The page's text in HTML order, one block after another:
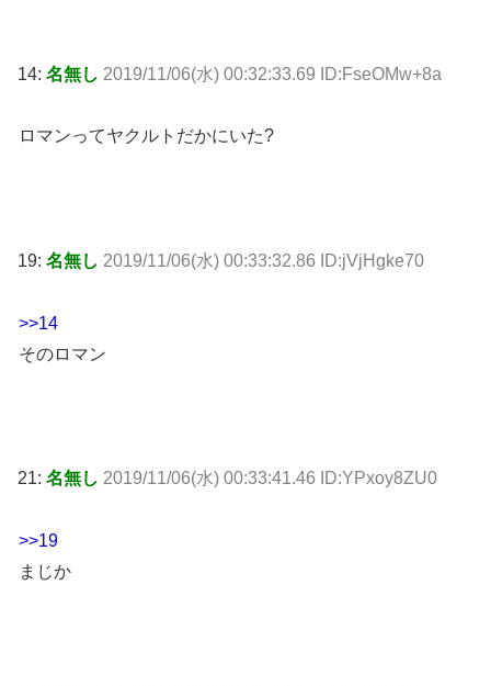
14: 名無し 2019/11/06(水) 00:32:33.69 ID:FseOMw+8a
ロマンってヤクルトだかにいた?
19: 名無し 2019/11/06(水) 00:33:32.86 ID:jVjHgke70
>>14
そのロマン
21: 名無し 2019/11/06(水) 00:33:41.46 ID:YPxoy8ZU0
>>19
まじか